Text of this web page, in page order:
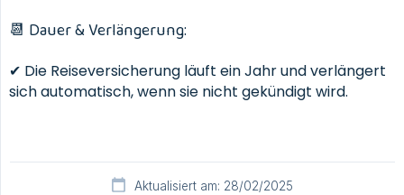
📆 Dauer & Verlängerung:
✔ Die Reiseversicherung läuft ein Jahr und verlängert
sich automatisch, wenn sie nicht gekündigt wird.
Aktualisiert am: 28/02/2025